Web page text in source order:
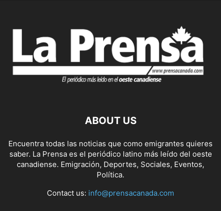
ABOUT US
Encuentra todas las noticias que como emigrantes quieres
saber. La Prensa es el periódico latino más leído del oeste
canadiense. Emigración, Deportes, Sociales, Eventos,
Política.
Contact us: info@prensacanada.com